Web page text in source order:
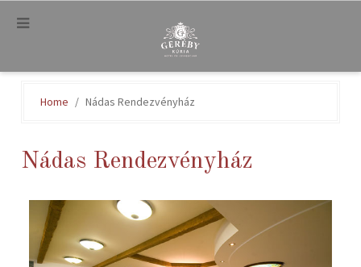
.
Home Nádas Rendezvényház
Nádas Rendezvényház